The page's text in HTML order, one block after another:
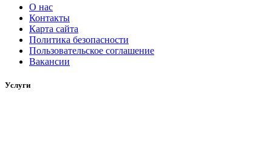
О нас
Контакты
Карта сайта
Политика безопасности
Пользовательское соглашение
Вакансии
Услуги